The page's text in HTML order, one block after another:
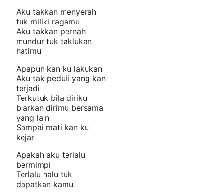
Aku takkan menyerah
tuk miliki ragamu
Aku takkan pernah
mundur tuk taklukan
hatimu
Apapun kan ku lakukan
Aku tak peduli yang kan
terjadi
Terkutuk bila diriku
biarkan dirimu bersama
yang lain
Sampai mati kan ku
kejar
Apakah aku terlalu
bermimpi
Terlalu halu tuk
dapatkan kamu